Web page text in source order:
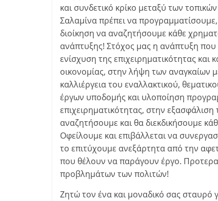
και συνδετικό κρίκο μεταξύ των
Σαλαμίνα πρέπει να
διοίκηση να αναζητήσουμε κάθε
ανάπτυξης! Στόχος μας η ανάπτυξη που
ενίσχυση της επιχειρηματικότητας και
οικονομίας, στην λήψη των αναγκαίων
καλλιέργεια του εναλλακτικού,
έργων υποδομής και υλοποίηση
επιχειρηματικότητας, στην
αναζητήσουμε και θα διεκδικήσουμε
Οφείλουμε και επιβάλλεται να
το επιτύχουμε ανεξάρτητα από την
που θέλουν να παράγουν έργο.
προβλημάτων των πολιτών!
Ζητώ τον ένα και μοναδικό σας σταυρό